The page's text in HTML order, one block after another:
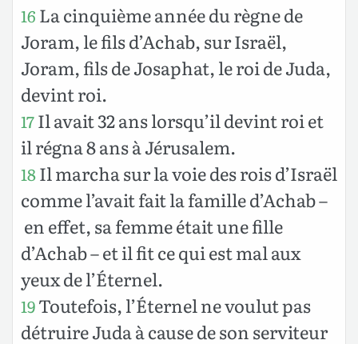
16 La cinquième année du règne de
Joram, le fils d’Achab, sur Israël,
Joram, fils de Josaphat, le roi de Juda,
devint roi.
17Il avait 32 ans lorsqu’il devint roi et
il régna 8 ans à Jérusalem.
18Il marcha sur la voie des rois d’Israël
comme l’avait fait la famille d’Achab –
en effet, sa femme était une fille
d’Achab – et il fit ce qui est mal aux
yeux de l’Éternel.
19Toutefois, l’Éternel ne voulut pas
détruire Juda à cause de son serviteur